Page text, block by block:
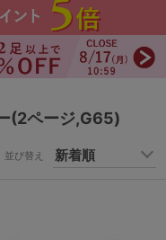
チューブトップ
キャミソール
(2ページ,G65)
並び替え